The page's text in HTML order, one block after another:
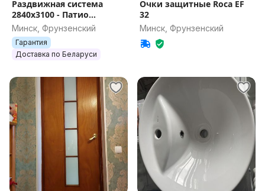
Раздвижная система
2840х3100 - Патио
Salamander с фурнитурой
Roto Patio
Минск, Фрунзенский
Гарантия
Доставка по Беларуси
Очки защитные Roca EF
32
Минск, Фрунзенский